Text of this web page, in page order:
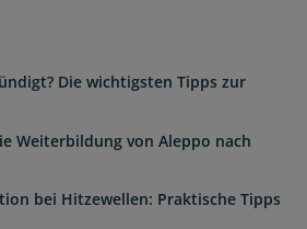
Die wichtigsten Tipps zur
Weiterbildung von Aleppo nach
bei Hitzewellen: Praktische Tipps